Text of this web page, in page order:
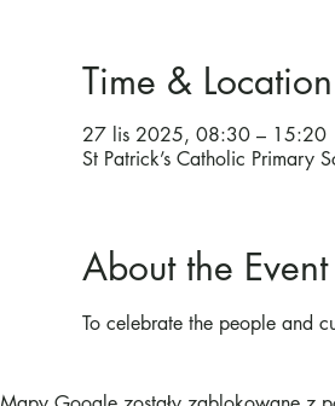
Time & Location
27 lis 2025, 08:30 – 15:20
St Patrick’s Catholic Primary
About the Event
To celebrate the people and